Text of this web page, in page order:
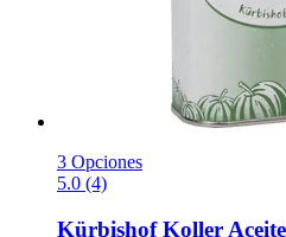
3 Opciones
5.0 (4)
Kürbishof Koller